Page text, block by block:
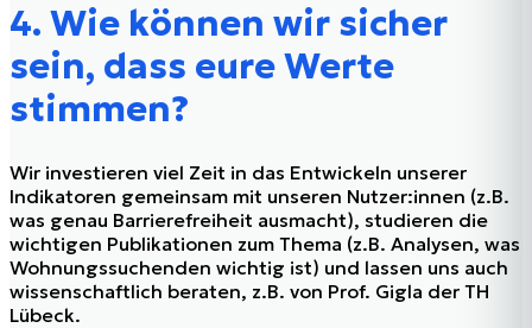
4. Wie können wir sicher
sein, dass eure Werte
stimmen?
Wir investieren viel Zeit in das Entwickeln unserer
Indikatoren gemeinsam mit unseren Nutzer:innen (z.B.
was genau Barrierefreiheit ausmacht), studieren die
wichtigen Publikationen zum Thema (z.B. Analysen, was
Wohnungssuchenden wichtig ist) und lassen uns auch
wissenschaftlich beraten, z.B. von Prof. Gigla der TH
Lübeck.